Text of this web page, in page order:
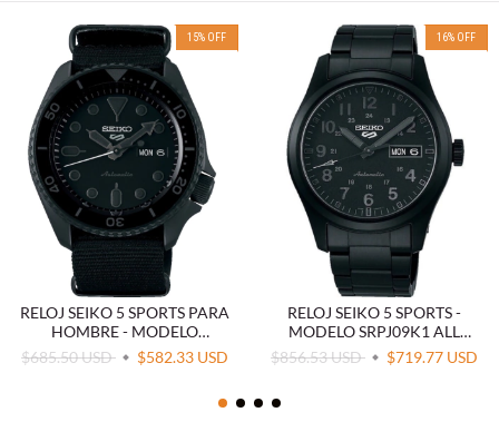
15% OFF
RELOJ SEIKO 5 SPORTS PARA
HOMBRE - MODELO
SRPD79K1
$685.50 USD $582.33 USD
16% OFF
RELOJ SEIKO 5 SPORTS -
MODELO SRPJ09K1 ALL
BLACK
$856.53 USD $719.77 USD